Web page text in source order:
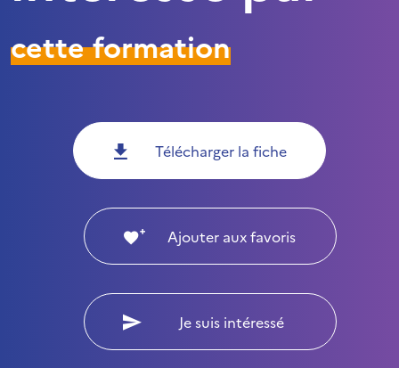
cette formation
Télécharger la fiche
Ajouter aux favoris
Je suis intéressé